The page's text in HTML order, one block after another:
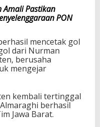
Amali Pastikan
PON
mencetak gol
dari Nurman
berusaha
mengejar
kembali tertinggal
berhasil
Jawa Barat.